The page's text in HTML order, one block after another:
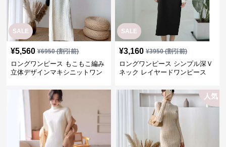
SALE
¥5,560 ¥6950(割引前)
ロングワンピース もこもこ編み
立体デザインマキシニットワン
SALE
¥3,160 ¥3950(割引前)
ロングワンピース シンプル深Ｖ
ネック レイヤードワンピース
人気